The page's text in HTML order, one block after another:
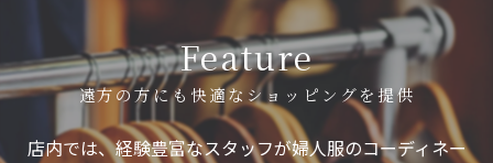
遠方の方にも快適なショッピングを提供
Feature
店内では、経験豊富なスタッフが婦人服のコーディネー